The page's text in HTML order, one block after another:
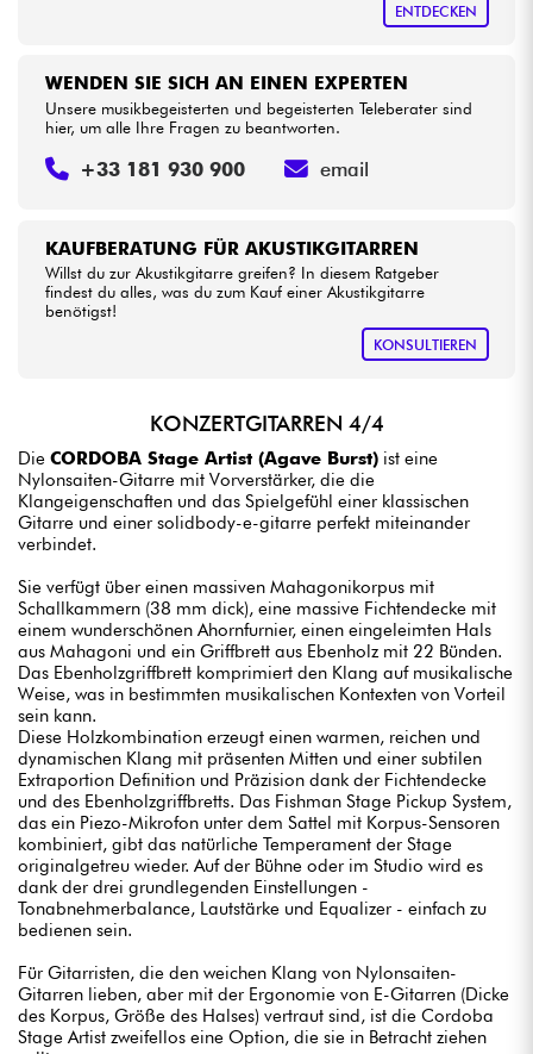
ENTDECKEN
KAUFBERATUNG FÜR AKUSTIKGITARREN
Willst du zur Akustikgitarre greifen? In diesem Ratgeber
findest du alles, was du zum Kauf einer Akustikgitarre
benötigst!
KONSULTIEREN
WENDEN SIE SICH AN EINEN EXPERTEN
Unsere musikbegeisterten und begeisterten Teleberater sind
hier, um alle Ihre Fragen zu beantworten.
+33 181 930 900 email
KONZERTGITARREN 4/4
Die CORDOBA Stage Artist (Agave Burst) ist eine
Nylonsaiten-Gitarre mit Vorverstärker, die die
Klangeigenschaften und das Spielgefühl einer klassischen
Gitarre und einer solidbody-e-gitarre perfekt miteinander
verbindet.
Sie verfügt über einen massiven Mahagonikorpus mit
Schallkammern (38 mm dick), eine massive Fichtendecke mit
einem wunderschönen Ahornfurnier, einen eingeleimten Hals
aus Mahagoni und ein Griffbrett aus Ebenholz mit 22 Bünden.
Das Ebenholzgriffbrett komprimiert den Klang auf musikalische
Weise, was in bestimmten musikalischen Kontexten von Vorteil
sein kann.
Diese Holzkombination erzeugt einen warmen, reichen und
dynamischen Klang mit präsenten Mitten und einer subtilen
Extraportion Definition und Präzision dank der Fichtendecke
und des Ebenholzgriffbretts. Das Fishman Stage Pickup System,
das ein Piezo-Mikrofon unter dem Sattel mit Korpus-Sensoren
kombiniert, gibt das natürliche Temperament der Stage
originalgetreu wieder. Auf der Bühne oder im Studio wird es
dank der drei grundlegenden Einstellungen -
Tonabnehmerbalance, Lautstärke und Equalizer - einfach zu
bedienen sein.
Für Gitarristen, die den weichen Klang von Nylonsaiten-
Gitarren lieben, aber mit der Ergonomie von E-Gitarren (Dicke
des Korpus, Größe des Halses) vertraut sind, ist die Cordoba
Stage Artist zweifellos eine Option, die sie in Betracht ziehen